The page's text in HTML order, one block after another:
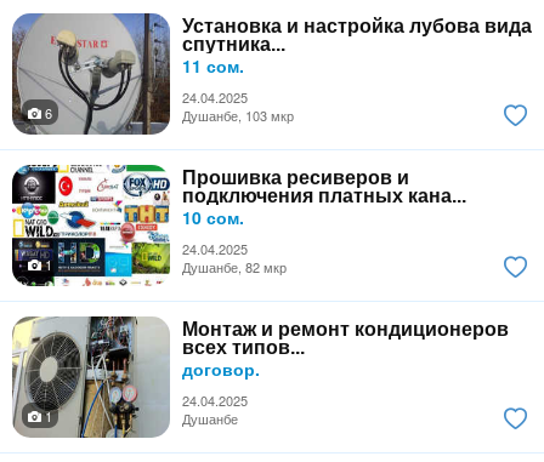
Установка и настройка лубова вида
спутника...
11 сом.
24.04.2025
6
Душанбе, 103 мкр
Прошивка ресиверов и
подключения платных кана...
10 сом.
24.04.2025
1
Душанбе, 82 мкр
Монтаж и ремонт кондиционеров
всех типов...
договор.
24.04.2025
1
Душанбе